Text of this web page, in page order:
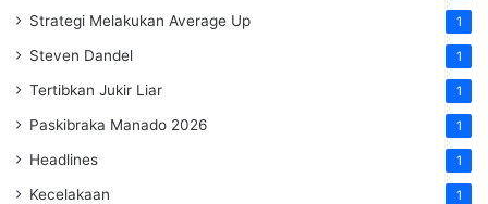
Strategi Melakukan Average Up 1
Steven Dandel 1
Tertibkan Jukir Liar 1
Paskibraka Manado 2026 1
Headlines 1
Kecelakaan 1